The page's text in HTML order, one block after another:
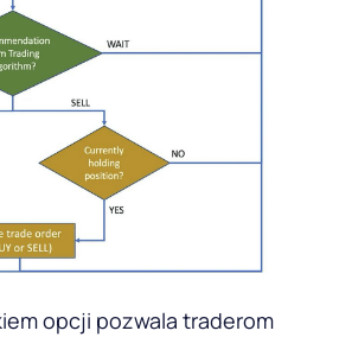
opcji pozwala traderom